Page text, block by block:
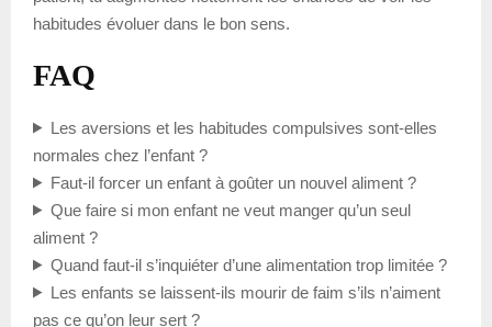
habitudes évoluer dans le bon sens.
FAQ
Les aversions et les habitudes compulsives sont-elles
normales chez l’enfant ?
Faut-il forcer un enfant à goûter un nouvel aliment ?
Que faire si mon enfant ne veut manger qu’un seul
aliment ?
Quand faut-il s’inquiéter d’une alimentation trop limitée ?
Les enfants se laissent-ils mourir de faim s’ils n’aiment
pas ce qu’on leur sert ?